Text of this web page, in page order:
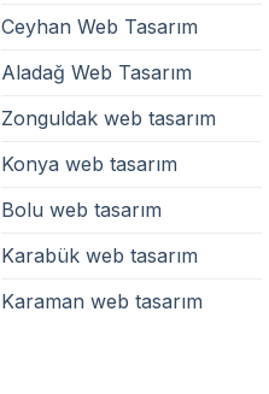
Ceyhan Web Tasarım
Aladağ Web Tasarım
Zonguldak web tasarım
Konya web tasarım
Bolu web tasarım
Karabük web tasarım
Karaman web tasarım